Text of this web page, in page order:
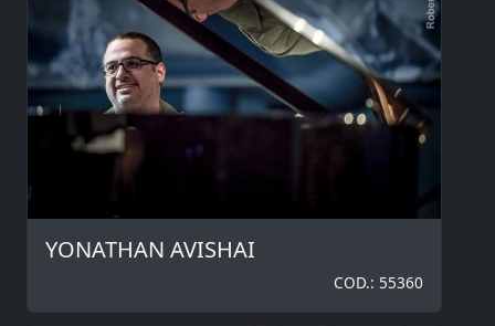
YONATHAN AVISHAI
COD.: 55360